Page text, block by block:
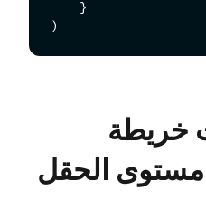
خريطة
مستوى الحقل